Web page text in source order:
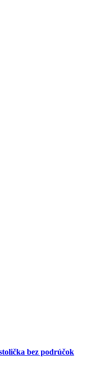
bez podrúčok